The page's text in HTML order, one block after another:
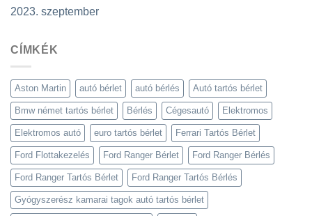
2023. szeptember
CÍMKÉK
Aston Martin autó bérlet autó bérlés Autó tartós bérlet
Bmw német tartós bérlet Bérlés Cégesautó Elektromos
Elektromos autó euro tartós bérlet Ferrari Tartós Bérlet
Ford Flottakezelés Ford Ranger Bérlet Ford Ranger Bérlés
Ford Ranger Tartós Bérlet Ford Ranger Tartós Bérlés
Gyógyszerész kamarai tagok autó tartós bérlet